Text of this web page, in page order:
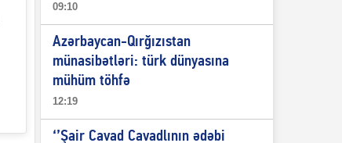
09:10
Azərbaycan-Qırğızıstan
münasibətləri: türk dünyasına
mühüm töhfə
12:19
‘’Şair Cavad Cavadlının ədəbi